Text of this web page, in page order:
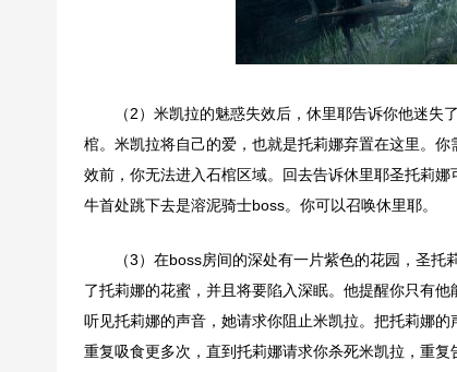
（2）米凯拉的魅惑失效后，休里耶告诉你他迷
棺。米凯拉将自己的爱，也就是托莉娜弃置在这里。
效前，你无法进入石棺区域。回去告诉休里耶圣托莉
牛首处跳下去是溶泥骑士boss。你可以召唤休里耶。
（3）在boss房间的深处有一片紫色的花园，圣
了托莉娜的花蜜，并且将要陷入深眠。他提醒你只有
听见托莉娜的声音，她请求你阻止米凯拉。把托莉娜
重复吸食更多次，直到托莉娜请求你杀死米凯拉，重